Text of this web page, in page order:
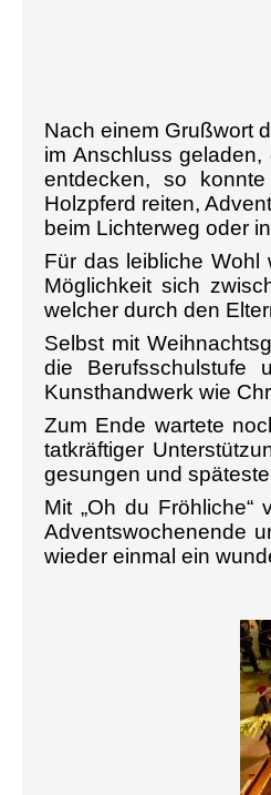
Nach einem Grußwort
im Anschluss
entdecken, so
Holzpferd reiten,
beim Lichterweg oder
Für das leibliche Wohl
Möglichkeit sich
welcher durch den
Selbst mit
die Berufsschulstufe
Kunsthandwerk wie
Zum Ende wartete
tatkräftiger
gesungen und
Mit „Oh du Fröhliche“
Adventswochenende
wieder einmal ein